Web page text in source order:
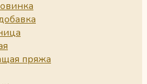
пряжа